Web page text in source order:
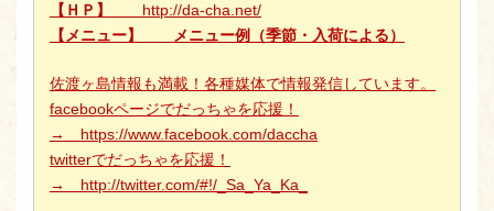
【ＨＰ】 http://da-cha.net/
【メニュー】
メニュー例（季節・入荷による）
佐渡ヶ島情報も満載！各種媒体で情報発信しています。
facebookページでだっちゃを応援！
→ https://www.facebook.com/daccha
twitterでだっちゃを応援！
→ http://twitter.com/#!/_Sa_Ya_Ka_